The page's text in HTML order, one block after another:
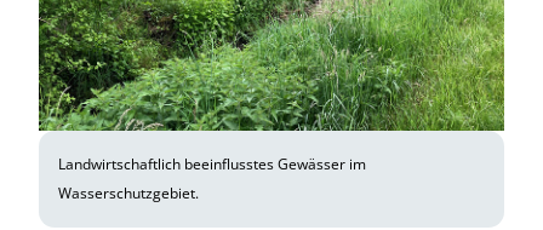
Landwirtschaftlich beeinflusstes Gewässer im
Wasserschutzgebiet.